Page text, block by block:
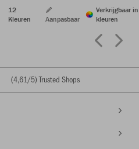
12
Kleuren
Aanpasbaar
Verkrijgbaar
kleuren
(4,61/5) Trusted Shops